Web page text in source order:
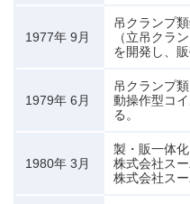
1977年 9月
吊クランプ
（立吊クラ
を開発し、販
1979年 6月
吊クランプ
動操作型コ
る。
1980年 3月
製・販一体
株式会社ス
株式会社ス